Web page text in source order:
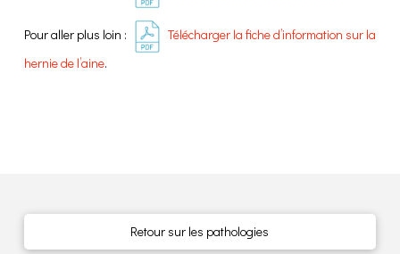
Pour aller plus loin :
Télécharger la fiche d’information sur la
hernie de l’aine.
Retour sur les pathologies